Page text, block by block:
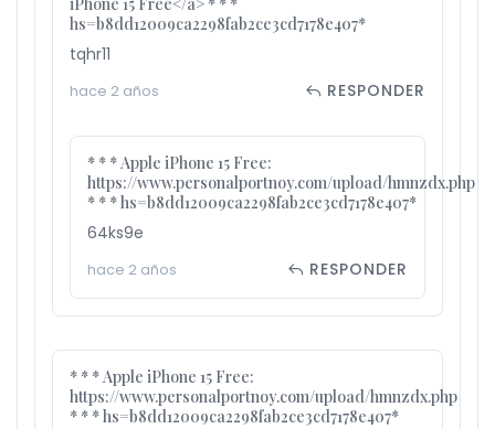
iPhone 15 Free</a> * * *
hs=b8dd12009ca2298fab2ce3cd7178e407*
tqhr11
hace 2 años RESPONDER
* * * Apple iPhone 15 Free:
https://www.personalportnoy.com/upload/hmnzdx.php
* * * hs=b8dd12009ca2298fab2ce3cd7178e407*
64ks9e
hace 2 años RESPONDER
* * * Apple iPhone 15 Free:
https://www.personalportnoy.com/upload/hmnzdx.php
* * * hs=b8dd12009ca2298fab2ce3cd7178e407*